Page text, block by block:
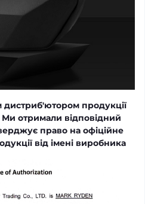
продукції
Ми отримали відповідний
право на офіційне
від імені виробника